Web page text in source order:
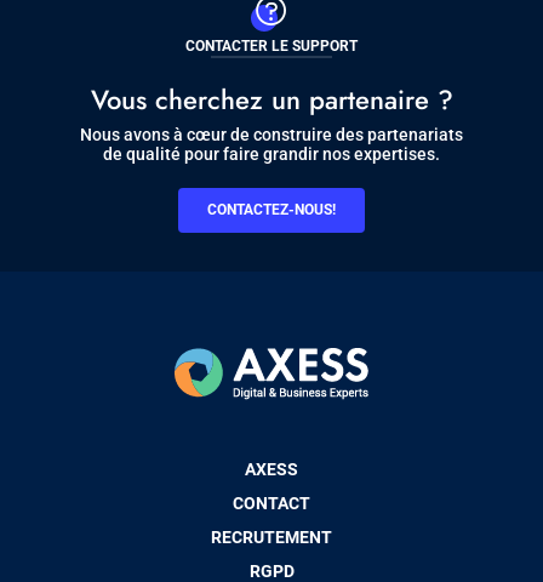
CONTACTER LE SUPPORT
Vous cherchez un partenaire ?
Nous avons à cœur de construire des partenariats
de qualité pour faire grandir nos expertises.
CONTACTEZ-NOUS!
AXESS
CONTACT
RECRUTEMENT
RGPD